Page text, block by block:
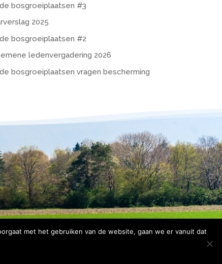
bosgroeiplaatsen #3
2025
bosgroeiplaatsen #2
ledenvergadering 2026
bosgroeiplaatsen vragen bescherming
met het gebruiken van de website, gaan we er vanuit dat